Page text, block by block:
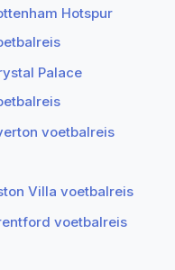
Hotspur
Palace
voetbalreis
Villa voetbalreis
voetbalreis